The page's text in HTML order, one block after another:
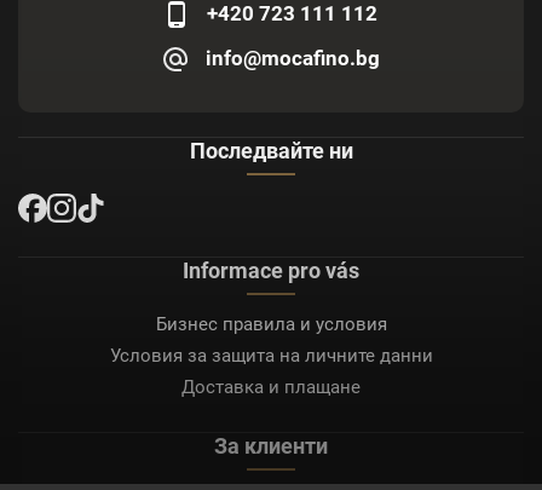
+420 723 111 112
info@mocafino.bg
Последвайте ни
Informace pro vás
Бизнес правила и условия
Условия за защита на личните данни
Доставка и плащане
За клиенти